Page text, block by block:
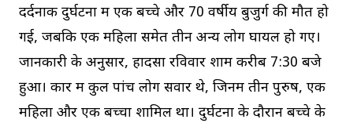
दर्दनाक दुर्घटना में एक बच्चे और 70 वर्षीय बुजुर्ग की मौत हो
गई, जबकि एक महिला समेत तीन अन्य लोग घायल हो गए।
जानकारी के अनुसार, हादसा रविवार शाम करीब 7:30 बजे
हुआ। कार में कुल पांच लोग सवार थे, जिनमें तीन पुरुष, एक
महिला और एक बच्चा शामिल था। दुर्घटना के दौरान बच्चे के